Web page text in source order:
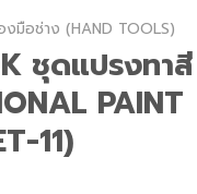
งมือช่าง (HAND TOOLS)
ชุดแปรงทาสี
PAINT
11)